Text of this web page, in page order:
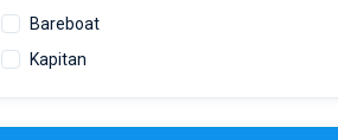
Bareboat
Kapitan